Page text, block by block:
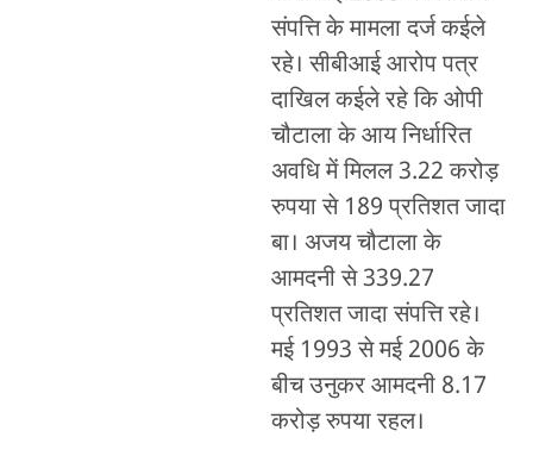
संपत्ति के मामला दर्ज कईले
रहे। सीबीआई आरोप पत्र
दाखिल कईले रहे कि ओपी
चौटाला के आय निर्धारित
अवधि में मिलल 3.22 करोड़
रुपया से 189 प्रतिशत जादा
बा। अजय चौटाला के
आमदनी से 339.27
प्रतिशत जादा संपत्ति रहे।
मई 1993 से मई 2006 के
बीच उनुकर आमदनी 8.17
करोड़ रुपया रहल।